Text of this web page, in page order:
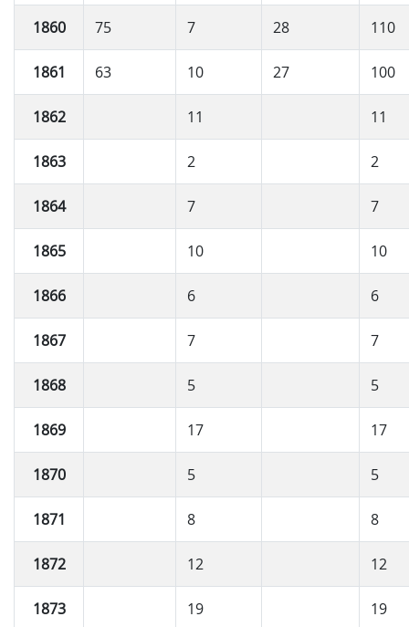
1860 75 7 28 110
1861 63 10 27 100
1862 11 11
1863 2 2
1864 7 7
1865 10 10
1866 6 6
1867 7 7
1868 5 5
1869 17 17
1870 5 5
1871 8 8
1872 12 12
1873 19 19